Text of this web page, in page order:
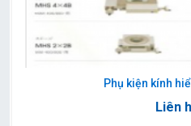
Phụ kiện kính
Liên